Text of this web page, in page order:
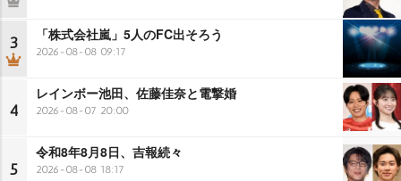
3 「株式会社嵐」5人のFC出そろう
2026-08-08 09:17
4
レインボー池田、佐藤佳奈と電撃婚
2026-08-07 20:00
5
令和8年8月8日、吉報続々
2026-08-08 18:17